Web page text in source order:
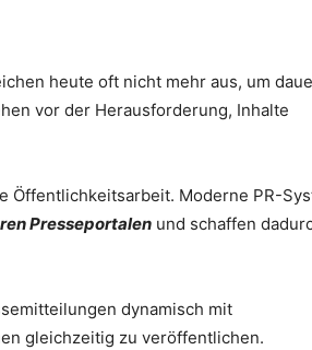
heute oft nicht mehr aus, um
vor der Herausforderung, Inhalte
Öffentlichkeitsarbeit. Moderne PR-
Presseportalen und schaffen
dynamisch mit
gleichzeitig zu veröffentlichen.